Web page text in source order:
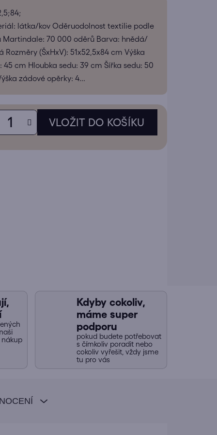
látka/kov Oděruodolnost textilie podle
Martindale: 70 000 oděrů Barva: hnědá/
Rozměry (ŠxHxV): 51x52,5x84 cm Výška
45 cm Hloubka sedu: 39 cm Šířka sedu: 50
zádové opěrky: 4...
Kdyby cokoliv,
máme super
podporu
pokud budete potřebovat
s čímkoliv poradit nebo
cokoliv vyřešit, vždy jsme
tu pro vás